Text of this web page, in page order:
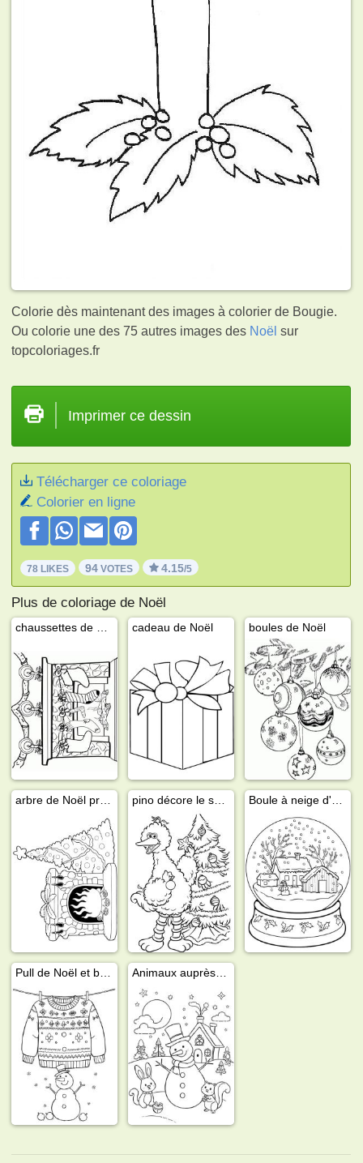
Colorie dès maintenant des images à colorier de Bougie.
Ou colorie une des 75 autres images des Noël sur
topcoloriages.fr
Imprimer ce dessin
Télécharger ce coloriage
Colorier en ligne
78 LIKES 94 VOTES 4.15/5
Plus de coloriage de Noël
cadeau de Noël boules de Noël